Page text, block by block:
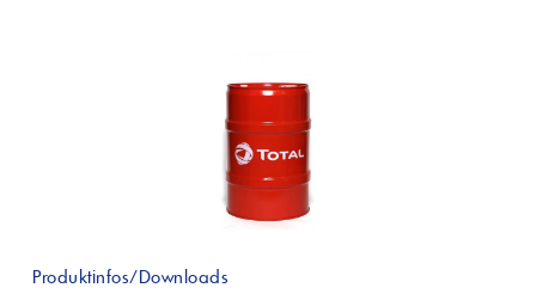
Produktinfos/Downloads